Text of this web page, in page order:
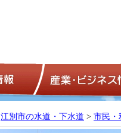
くらしの情報
江別市の水道・下水道 > 市民・